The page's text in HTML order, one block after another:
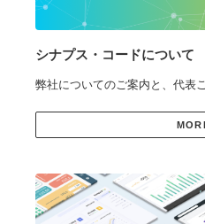
シナプス・コードについて
弊社についてのご案内と、代表